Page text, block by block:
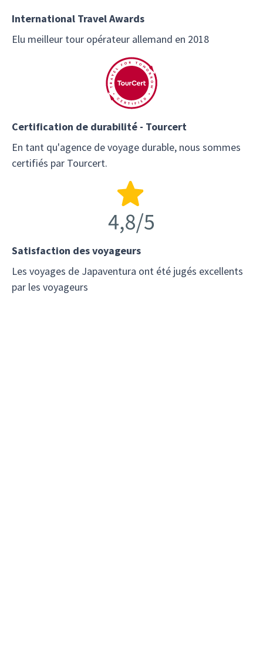
International Travel Awards
Elu meilleur tour opérateur allemand en 2018
Certification de durabilité - Tourcert
En tant qu'agence de voyage durable, nous sommes
certifiés par Tourcert.
Satisfaction des voyageurs
Les voyages de Japaventura ont été jugés excellents
par les voyageurs